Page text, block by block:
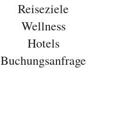
Reiseziele
Wellness
Hotels
Buchungsanfrage